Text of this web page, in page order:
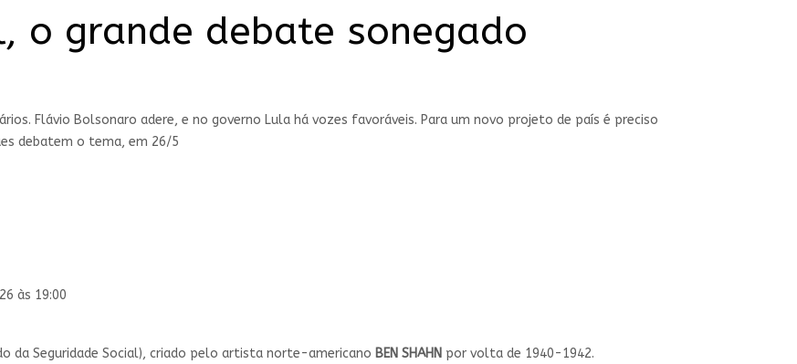
o grande debate sonegado
Flávio Bolsonaro adere, e no governo Lula há vozes favoráveis. Para um novo projeto de país é preciso
debatem o tema, em 26/5
às 19:00
da Seguridade Social), criado pelo artista norte-americano BEN SHAHN por volta de 1940-1942.